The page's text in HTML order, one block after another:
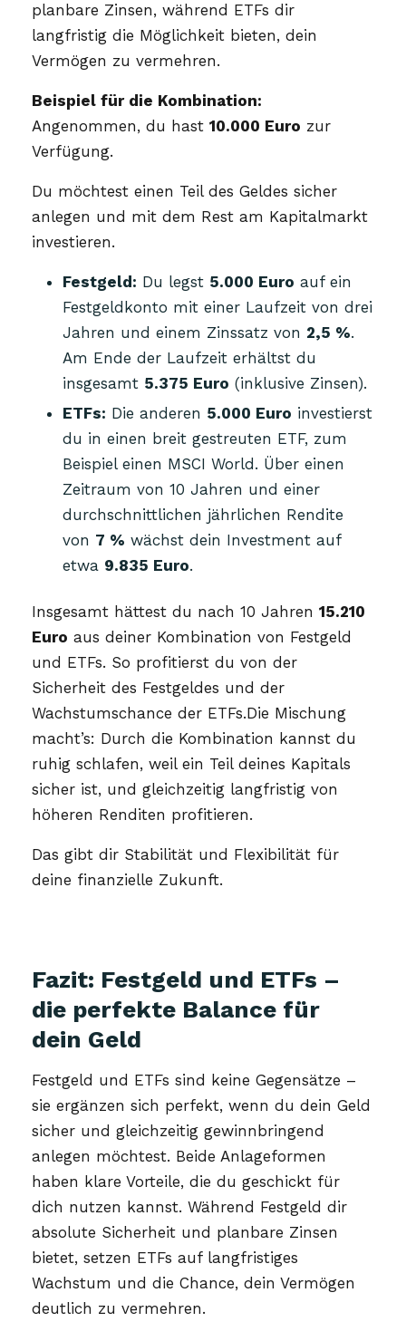
planbare Zinsen, während ETFs dir
langfristig die Möglichkeit bieten, dein
Vermögen zu vermehren.
Beispiel für die Kombination:
Angenommen, du hast 10.000 Euro zur
Verfügung.
Du möchtest einen Teil des Geldes sicher
anlegen und mit dem Rest am Kapitalmarkt
investieren.
Festgeld: Du legst 5.000 Euro auf ein
Festgeldkonto mit einer Laufzeit von drei
Jahren und einem Zinssatz von 2,5 %.
Am Ende der Laufzeit erhältst du
insgesamt 5.375 Euro (inklusive Zinsen).
ETFs: Die anderen 5.000 Euro investierst
du in einen breit gestreuten ETF, zum
Beispiel einen MSCI World. Über einen
Zeitraum von 10 Jahren und einer
durchschnittlichen jährlichen Rendite
von 7 % wächst dein Investment auf
etwa 9.835 Euro.
Insgesamt hättest du nach 10 Jahren 15.210
Euro aus deiner Kombination von Festgeld
und ETFs. So profitierst du von der
Sicherheit des Festgeldes und der
Wachstumschance der ETFs.Die Mischung
macht’s: Durch die Kombination kannst du
ruhig schlafen, weil ein Teil deines Kapitals
sicher ist, und gleichzeitig langfristig von
höheren Renditen profitieren.
Das gibt dir Stabilität und Flexibilität für
deine finanzielle Zukunft.
Fazit: Festgeld und ETFs –
die perfekte Balance für
dein Geld
Festgeld und ETFs sind keine Gegensätze –
sie ergänzen sich perfekt, wenn du dein Geld
sicher und gleichzeitig gewinnbringend
anlegen möchtest. Beide Anlageformen
haben klare Vorteile, die du geschickt für
dich nutzen kannst. Während Festgeld dir
absolute Sicherheit und planbare Zinsen
bietet, setzen ETFs auf langfristiges
Wachstum und die Chance, dein Vermögen
deutlich zu vermehren.